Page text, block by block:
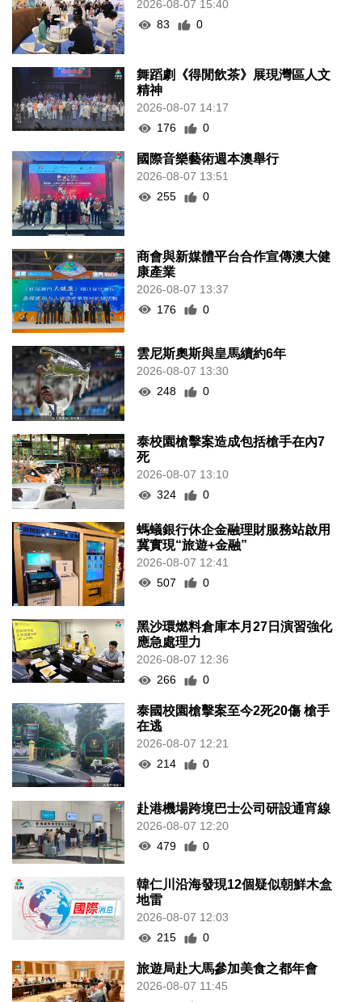
2026-08-07 15:40
83
0
舞蹈劇《得閒飲茶》展現灣區人文
精神
2026-08-07 14:17
176
0
國際音樂藝術週本澳舉行
2026-08-07 13:51
255
0
商會與新媒體平台合作宣傳澳大健
康產業
2026-08-07 13:37
176
0
雲尼斯奧斯與皇馬續約6年
2026-08-07 13:30
248
0
泰校園槍擊案造成包括槍手在內7
死
2026-08-07 13:10
324
0
螞蟻銀行休企金融理財服務站啟用
冀實現“旅遊+金融”
2026-08-07 12:41
507
0
黑沙環燃料倉庫本月27日演習強化
應急處理力
2026-08-07 12:36
266
0
泰國校園槍擊案至今2死20傷 槍手
在逃
2026-08-07 12:21
214
0
赴港機場跨境巴士公司研設通宵線
2026-08-07 12:20
479
0
韓仁川沿海發現12個疑似朝鮮木盒
地雷
2026-08-07 12:03
215
0
旅遊局赴大馬參加美食之都年會
2026-08-07 11:45